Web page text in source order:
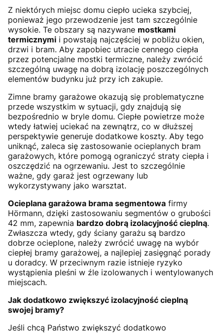
Z niektórych miejsc domu ciepło ucieka szybciej,
ponieważ jego przewodzenie jest tam szczególnie
wysokie. Te obszary są nazywane mostkami
termicznymi i powstają najczęściej w pobliżu okien,
drzwi i bram. Aby zapobiec utracie cennego ciepła
przez potencjalne mostki termiczne, należy zwrócić
szczególną uwagę na dobrą izolację poszczególnych
elementów budynku już przy ich zakupie.
Zimne bramy garażowe okazują się problematyczne
przede wszystkim w sytuacji, gdy znajdują się
bezpośrednio w bryle domu. Ciepłe powietrze może
wtedy łatwiej uciekać na zewnątrz, co w dłuższej
perspektywie generuje dodatkowe koszty. Aby tego
uniknąć, zaleca się zastosowanie ocieplanych bram
garażowych, które pomogą ograniczyć straty ciepła i
oszczędzić na ogrzewaniu. Jest to szczególnie
ważne, gdy garaż jest ogrzewany lub
wykorzystywany jako warsztat.
Ocieplana garażowa brama segmentowa firmy
Hörmann, dzięki zastosowaniu segmentów o grubości
42 mm, zapewnia bardzo dobrą izolacyjność cieplną.
Zwłaszcza wtedy, gdy ściany garażu są bardzo
dobrze ocieplone, należy zwrócić uwagę na wybór
ciepłej bramy garażowej, a najlepiej zasięgnąć porady
u doradcy. W przeciwnym razie istnieje ryzyko
wystąpienia pleśni w źle izolowanych i wentylowanych
miejscach.
Jak dodatkowo zwiększyć izolacyjność cieplną
swojej bramy?
Jeśli chcą Państwo zwiększyć dodatkowo